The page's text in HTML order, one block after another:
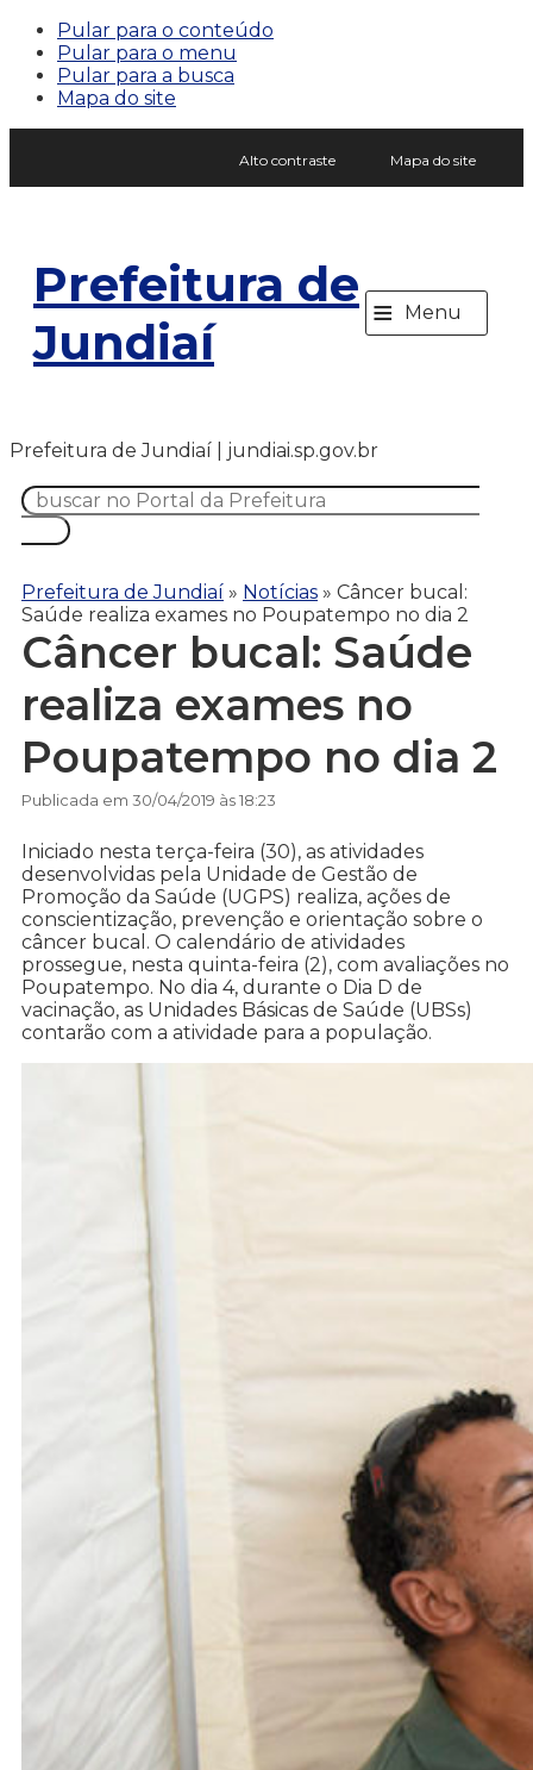
Pular para o conteúdo
Pular para o menu
Pular para a busca
Mapa do site
Alto contraste Mapa do site
Prefeitura de
Jundiaí
≡ Menu
Prefeitura de Jundiaí | jundiai.sp.gov.br
Prefeitura de Jundiaí » Notícias » Câncer bucal:
Saúde realiza exames no Poupatempo no dia 2
Câncer bucal: Saúde
realiza exames no
Poupatempo no dia 2
Publicada em 30/04/2019 às 18:23
Iniciado nesta terça-feira (30), as atividades
desenvolvidas pela Unidade de Gestão de
Promoção da Saúde (UGPS) realiza, ações de
conscientização, prevenção e orientação sobre o
câncer bucal. O calendário de atividades
prossegue, nesta quinta-feira (2), com avaliações no
Poupatempo. No dia 4, durante o Dia D de
vacinação, as Unidades Básicas de Saúde (UBSs)
contarão com a atividade para a população.